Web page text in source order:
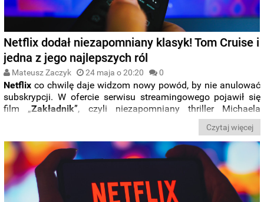
Netflix dodał niezapomniany klasyk! Tom Cruise i
jedna z jego najlepszych ról
Mateusz Zaczyk 24 maja o 20:20 0
Netflixco chwilę daje widzom nowy powód, by nie anulować
subskrypcji. W ofercie serwisu streamingowego pojawił się
film „Zakładnik”, czyli niezapomniany thriller Michaela
. O czym opowiada?
Czytaj więcej